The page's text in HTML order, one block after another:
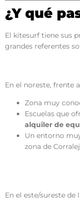
¿Y qué
El kitesurf tiene sus
grandes referentes
En el noreste, frente
Zona muy
Escuelas que
alquiler de
Un entorno
zona de
En el este/sureste de